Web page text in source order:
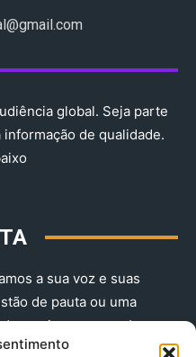
global. Seja parte
de qualidade.
a sua voz e suas
de pauta ou uma
envie-nos agora!